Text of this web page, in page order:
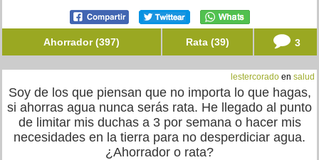
Ahorrador (397) Rata (39) 3
lestercorado en salud
Soy de los que piensan que no importa lo que hagas,
si ahorras agua nunca serás rata. He llegado al punto
de limitar mis duchas a 3 por semana o hacer mis
necesidades en la tierra para no desperdiciar agua.
¿Ahorrador o rata?